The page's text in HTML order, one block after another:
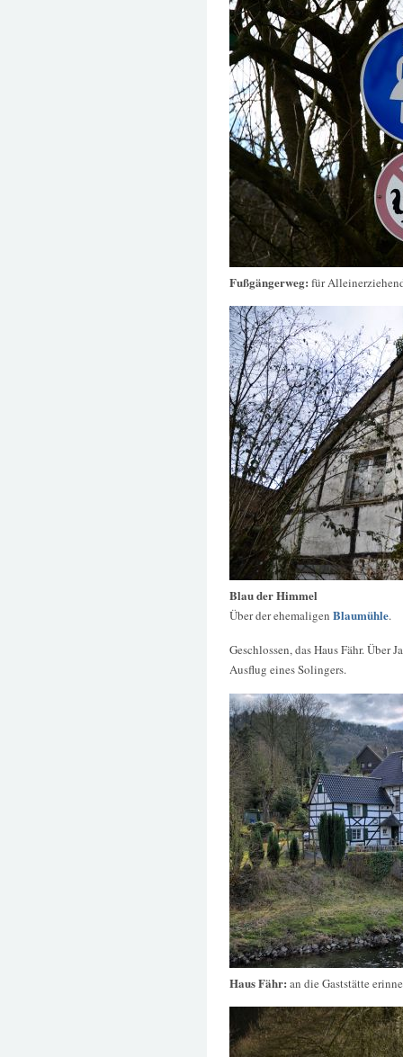
Fußgängerweg: für
Blau der Himmel
Über der ehemaligen Blaumühle.
Geschlossen, das Haus Fähr.
Ausflug eines Solingers.
Haus Fähr: an die Gaststätte